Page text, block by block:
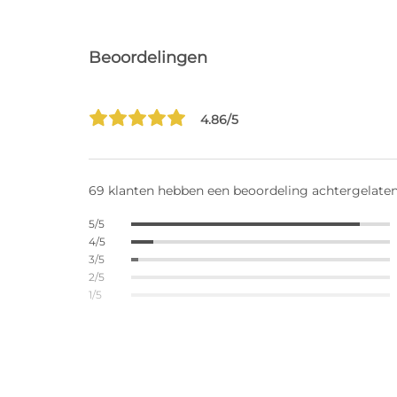
Beoordelingen
4.86/5
69 klanten hebben een beoordeling
5/5
4/5
3/5
2/5
1/5